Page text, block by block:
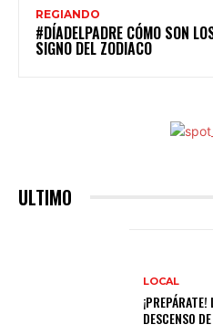
REGIANDO
#DÍADELPADRE CÓMO SON
SIGNO DEL ZODIACO
ULTIMO
LOCAL
DESCENSO